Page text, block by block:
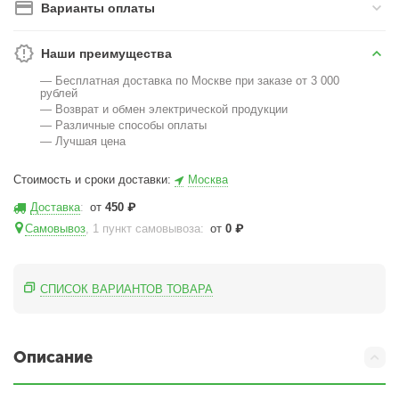
Варианты оплаты
Наши преимущества
— Бесплатная доставка по Москве при заказе от 3 000
рублей
— Возврат и обмен электрической продукции
— Различные способы оплаты
— Лучшая цена
Стоимость и сроки доставки: Москва
Доставка: от450 ₽
Самовывоз, 1 пункт самовывоза: от0 ₽
СПИСОК ВАРИАНТОВ ТОВАРА
Описание